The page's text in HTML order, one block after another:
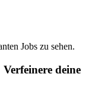
Jobs zu sehen.
Verfeinere deine